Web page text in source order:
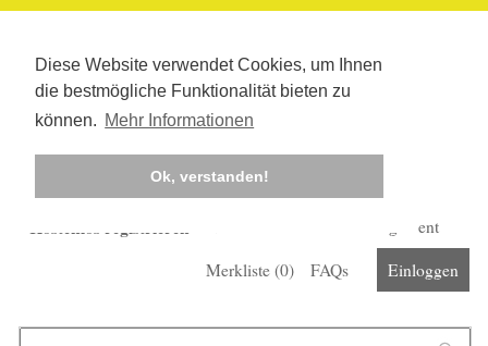
Diese Website verwendet Cookies, um Ihnen
die bestmögliche Funktionalität bieten zu
können. Mehr Informationen
Ok, verstanden!
Kostenlos registrieren
Corona-Management
Merkliste (0) FAQs Einloggen